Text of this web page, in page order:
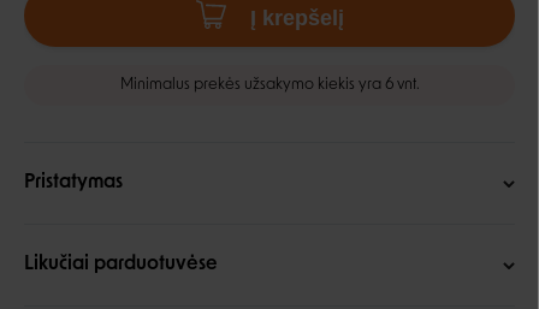
Į krepšelį
Minimalus prekės užsakymo kiekis yra 6 vnt.
Pristatymas
Likučiai parduotuvėse